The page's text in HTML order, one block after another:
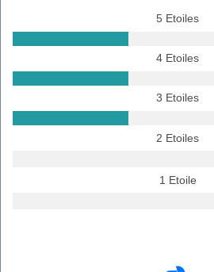
5 Etoiles
4 Etoiles
3 Etoiles
2 Etoiles
1 Etoile